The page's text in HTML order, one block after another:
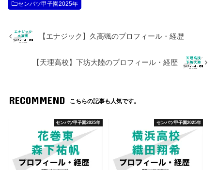
センバツ甲子園2025年
【エナジック】久高颯のプロフィール・経歴
【天理高校】下坊大陸のプロフィール・経歴
RECOMMEND こちらの記事も人気です。
センバツ甲子園2025年 センバツ甲子園2025年